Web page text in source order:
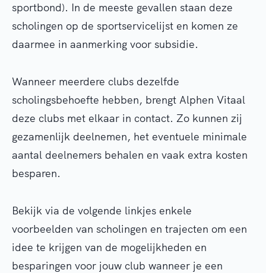
sportbond). In de meeste gevallen staan deze
scholingen op de sportservicelijst en komen ze
daarmee in aanmerking voor subsidie.
Wanneer meerdere clubs dezelfde
scholingsbehoefte hebben, brengt Alphen Vitaal
deze clubs met elkaar in contact. Zo kunnen zij
gezamenlijk deelnemen, het eventuele minimale
aantal deelnemers behalen en vaak extra kosten
besparen.
Bekijk via de volgende linkjes enkele
voorbeelden van scholingen en trajecten om een
idee te krijgen van de mogelijkheden en
besparingen voor jouw club wanneer je een